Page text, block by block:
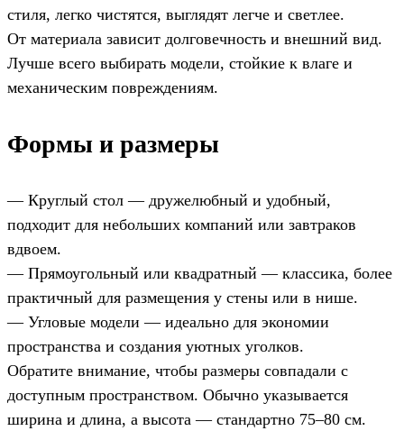
стиля, легко чистятся, выглядят легче и светлее.
От материала зависит долговечность и внешний вид.
Лучше всего выбирать модели, стойкие к влаге и
механическим повреждениям.
Формы и размеры
— Круглый стол — дружелюбный и удобный,
подходит для небольших компаний или завтраков
вдвоем.
— Прямоугольный или квадратный — классика, более
практичный для размещения у стены или в нише.
— Угловые модели — идеально для экономии
пространства и создания уютных уголков.
Обратите внимание, чтобы размеры совпадали с
доступным пространством. Обычно указывается
ширина и длина, а высота — стандартно 75–80 см.